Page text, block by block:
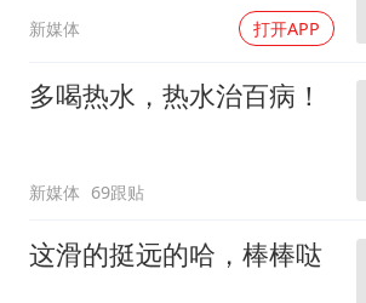
新媒体 打开APP
多喝热水，热水治百病！
新媒体 69跟贴
这滑的挺远的哈，棒棒哒